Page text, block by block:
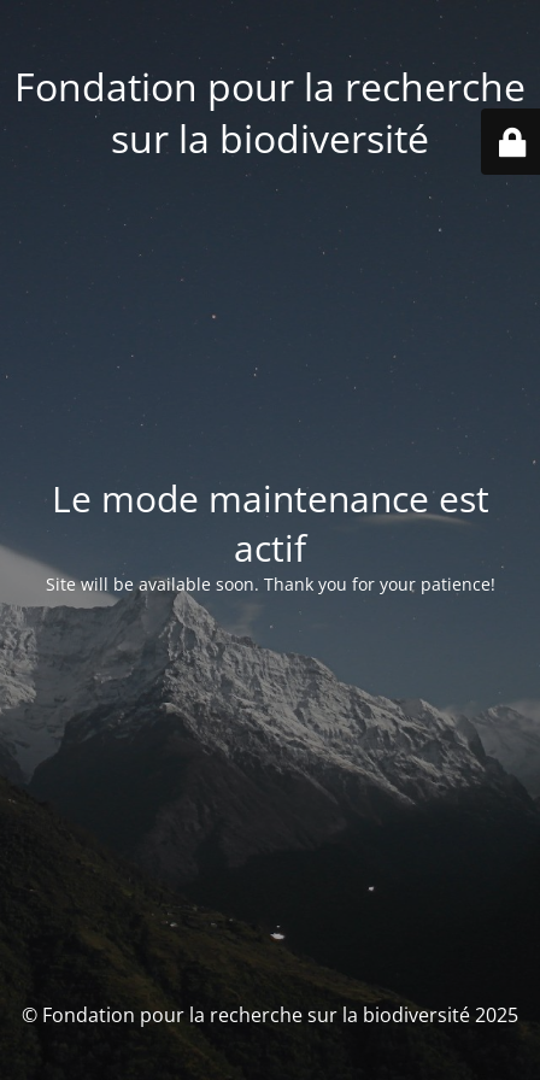
Fondation pour la recherche
sur la biodiversité
Le mode maintenance est
actif
Site will be available soon. Thank you for your patience!
© Fondation pour la recherche sur la biodiversité 2025